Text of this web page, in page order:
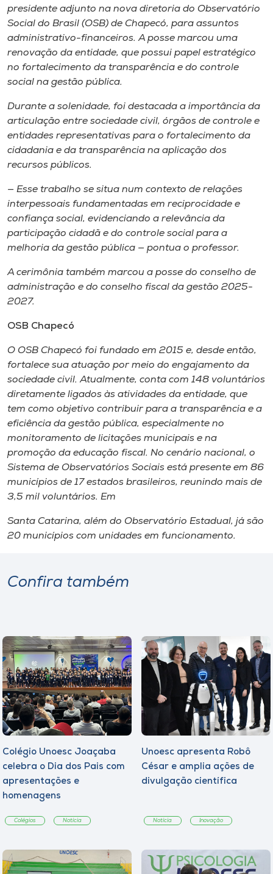
Rádio
Museu
Store
Selecione
A+
A-
presidente adjunto na nova diretoria do Observatório
Social do Brasil (OSB) de Chapecó, para assuntos
administrativo-financeiros. A posse marcou uma
renovação da entidade, que possui papel estratégico
no fortalecimento da transparência e do controle
social na gestão pública.
Durante a solenidade, foi destacada a importância da
articulação entre sociedade civil, órgãos de controle e
entidades representativas para o fortalecimento da
cidadania e da transparência na aplicação dos
recursos públicos.
— Esse trabalho se situa num contexto de relações
interpessoais fundamentadas em reciprocidade e
confiança social, evidenciando a relevância da
participação cidadã e do controle social para a
melhoria da gestão pública — pontua o professor.
A cerimônia também marcou a posse do conselho de
administração e do conselho fiscal da gestão 2025-
2027.
OSB Chapecó
O OSB Chapecó foi fundado em 2015 e, desde então,
fortalece sua atuação por meio do engajamento da
sociedade civil. Atualmente, conta com 148 voluntários
diretamente ligados às atividades da entidade, que
tem como objetivo contribuir para a transparência e a
eficiência da gestão pública, especialmente no
monitoramento de licitações municipais e na
promoção da educação fiscal. No cenário nacional, o
Sistema de Observatórios Sociais está presente em 86
municípios de 17 estados brasileiros, reunindo mais de
3,5 mil voluntários. Em
Santa Catarina, além do Observatório Estadual, já são
20 municípios com unidades em funcionamento.
Confira também
Colégio Unoesc Joaçaba
celebra o Dia dos Pais com
apresentações e
homenagens
Colégios Notícia
Unoesc apresenta Robô
César e amplia ações de
divulgação científica
Notícia Inovação